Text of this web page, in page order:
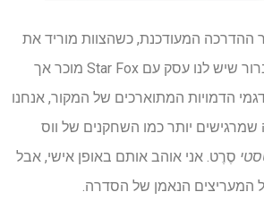
המעודכנת, כשהצוות מוריד את
אוזניות ה-VR שלהם, ברור שיש לנו עסק עם Star Fox מוכר אך
הדמויות המתוארכים של המקור, אנחנו
יותר כמו השחקנים של ווס
סֶרֶט. אני אוהב אותם באופן אישי, אבל
המעריצים הנאמן של הסדרה.